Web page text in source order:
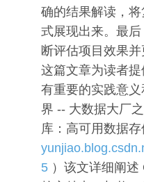
确的结果解读，
式展现出来。最
断评估项目效果并
这篇文章为读者
有重要的实践意
界 -- 大数据大厂
库：高可用数据
5 ）该文详细阐